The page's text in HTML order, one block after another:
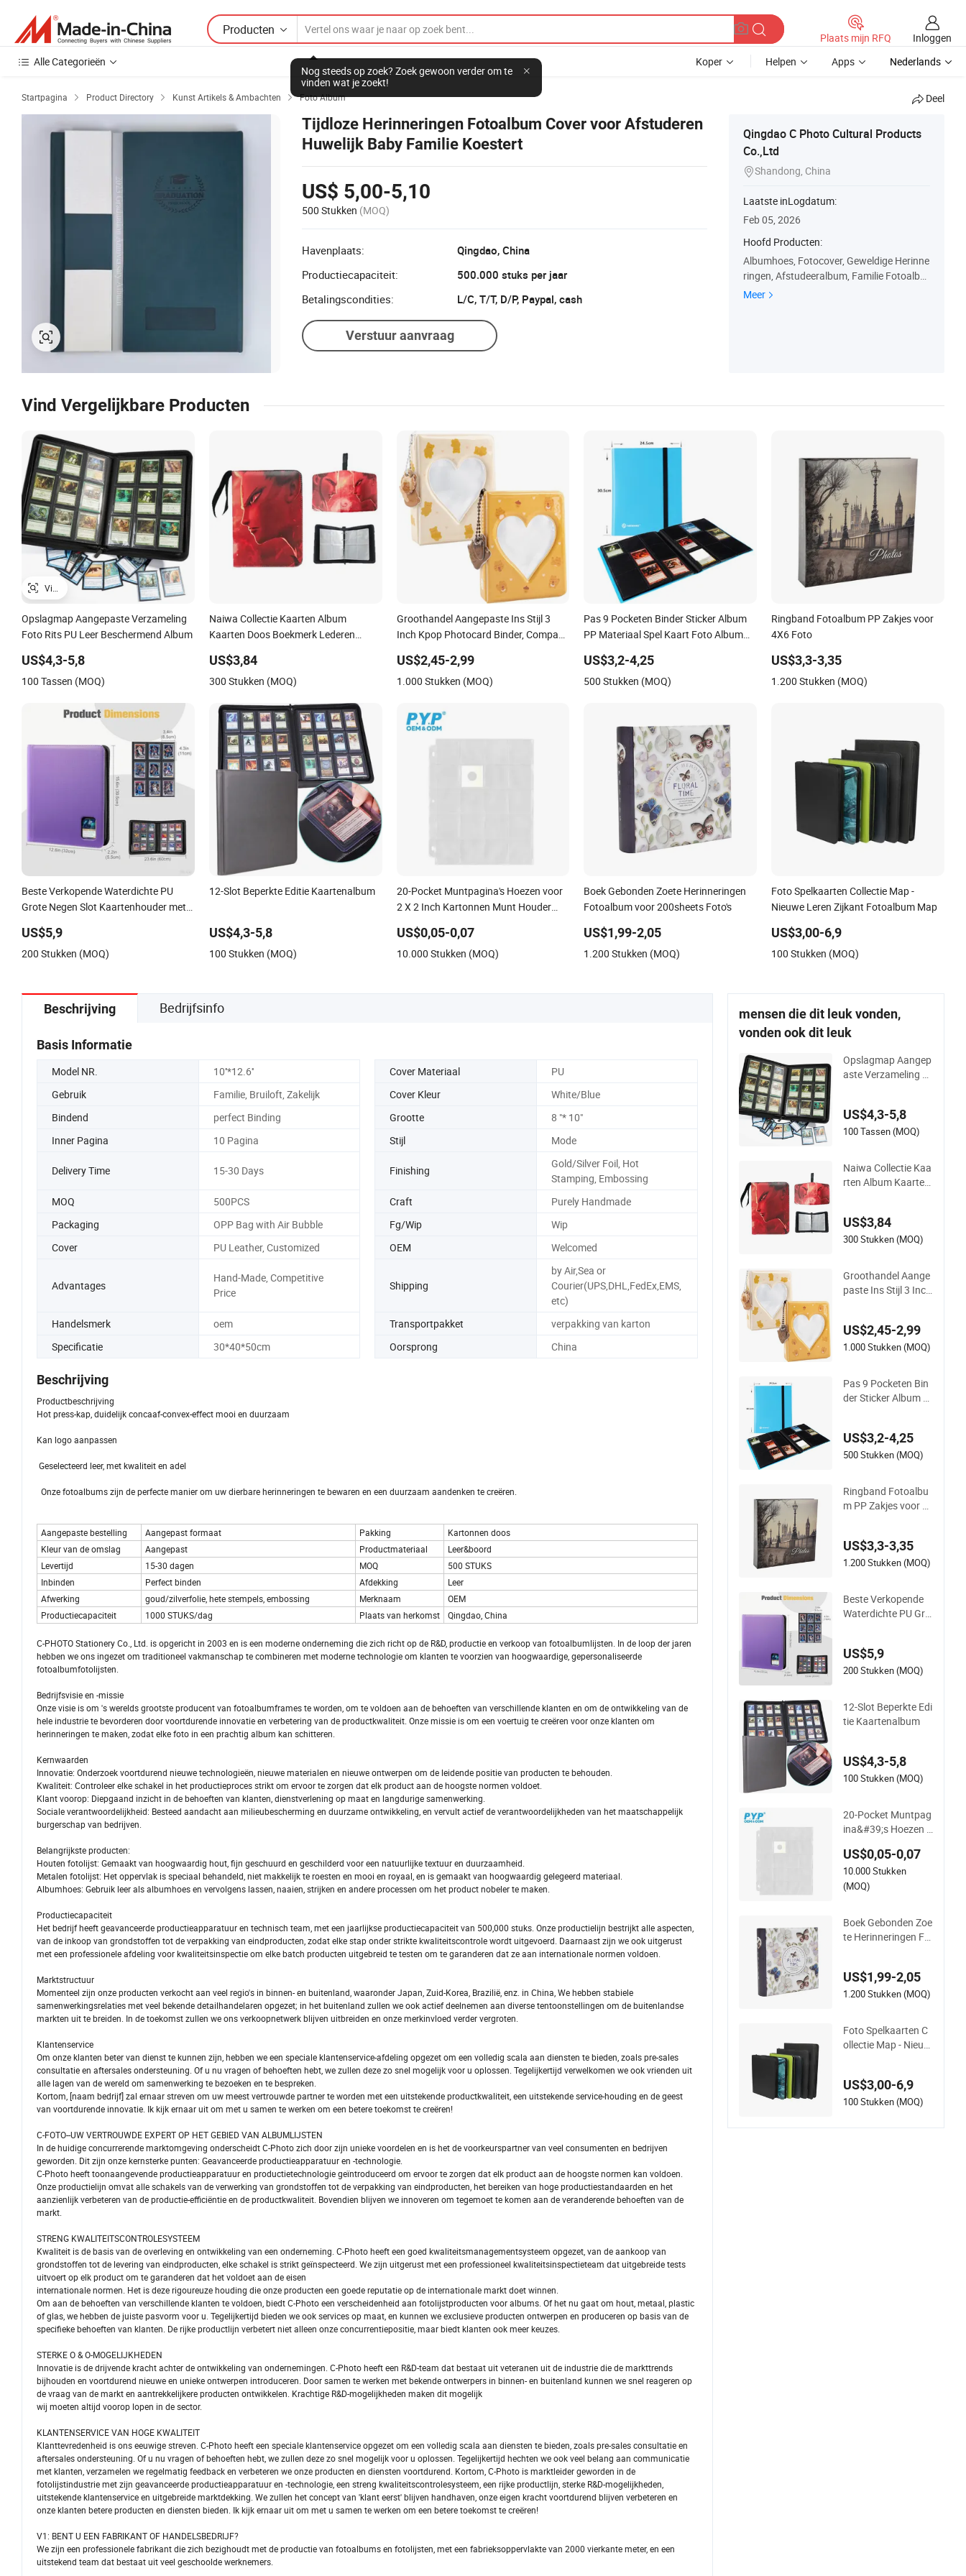
Producten
Nog steeds op zoek? Zoek gewoon verder om te
vinden wat je zoekt!
Plaats mijn RFQ
Inloggen
Alle Categorieën
Koper Helpen Apps Nederlands
Startpagina  Product Directory  Kunst Artikels & Ambachten  Foto Album Deel
Tijdloze Herinneringen Fotoalbum Cover voor Afstuderen
Huwelijk Baby Familie Koestert
US$ 5,00-5,10
500 Stukken (MOQ)
Havenplaats:
Qingdao, China
Productiecapaciteit:
500.000 stuks per jaar
Betalingscondities:
L/C, T/T, D/P, Paypal, cash
Verstuur aanvraag
Qingdao C Photo Cultural Products
Co.,Ltd
Shandong, China
Laatste inLogdatum:
Feb 05, 2026
Hoofd Producten:
Albumhoes, Fotocover, Geweldige Herinne
ringen, Afstudeeralbum, Familie Fotoalbu
m, Kinderfotoalbum, Huwelijksverjaardag
Meer
Vind Vergelijkbare Producten
Opslagmap Aangepaste Verzameling
Foto Rits PU Leer Beschermend Album
US$4,3-5,8
100 Tassen (MOQ)
Naiwa Collectie Kaarten Album
Kaarten Doos Boekmerk Lederen
Opslag Album Vier Grid Kaarten Album
US$3,84
300 Stukken (MOQ)
Groothandel Aangepaste Ins Stijl 3
Inch Kpop Photocard Binder, Compact
US$2,45-2,99
1.000 Stukken (MOQ)
Pas 9 Pocketen Binder Sticker Album
PP Materiaal Spel Kaart Foto Album
US$3,2-4,25
500 Stukken (MOQ)
Ringband Fotoalbum PP Zakjes voor
4X6 Foto
US$3,3-3,35
1.200 Stukken (MOQ)
Beste Verkopende Waterdichte PU
Grote Negen Slot Kaartenhouder met
Materiaal
US$5,9
200 Stukken (MOQ)
12-Slot Beperkte Editie Kaartenalbum
US$4,3-5,8
100 Stukken (MOQ)
20-Pocket Muntpagina's Hoezen voor
2 X 2 Inch Kartonnen Munt Houder
US$0,05-0,07
10.000 Stukken (MOQ)
Boek Gebonden Zoete Herinneringen
Fotoalbum voor 200sheets Foto's
US$1,99-2,05
1.200 Stukken (MOQ)
Foto Spelkaarten Collectie Map -
Nieuwe Leren Zijkant Fotoalbum Map
US$3,00-6,9
100 Stukken (MOQ)
Beschrijving Bedrijfsinfo
Basis Informatie
Model NR. 10''*12.6'' Cover Materiaal
PU
Gebruik
Familie, Bruiloft, Zakelijk Cover Kleur
White/Blue
Bindend
perfect Binding Grootte
8 "* 10"
Inner Pagina
10 Pagina Stijl Mode
Delivery Time 15-30 Days Finishing
Gold/Silver Foil, Hot
Stamping, Embossing
MOQ
500PCS Craft
Purely Handmade
Packaging
OPP Bag with Air Bubble Fg/Wip
Wip
Cover
PU Leather, Customized OEM Welcomed
Advantages
Hand-Made, Competitive
Price
Shipping
by Air,Sea or
Courier(UPS,DHL,FedEx,EMS,
etc)
Handelsmerk
oem Transportpakket
verpakking van karton
Specificatie
30*40*50cm Oorsprong China
Beschrijving
Productbeschrijving
Hot press-kap, duidelijk concaaf-convex-effect mooi en duurzaam
Kan logo aanpassen
Geselecteerd leer, met kwaliteit en adel
Onze fotoalbums zijn de perfecte manier om uw dierbare herinneringen te bewaren en een duurzaam aandenken te creëren.
Aangepaste bestelling Aangepast formaat Pakking
Kartonnen doos
Kleur van de omslag
Aangepast Productmateriaal
Leer&boord
Levertijd
15-30 dagen MOQ
500 STUKS
Inbinden
Perfect binden Afdekking
Leer
Afwerking
goud/zilverfolie, hete stempels, embossing Merknaam
OEM
Productiecapaciteit
1000 STUKS/dag Plaats van herkomst Qingdao, China
C-PHOTO Stationery Co., Ltd. is opgericht in 2003 en is een moderne onderneming die zich richt op de R&D, productie en verkoop van fotoalbumlijsten. In de loop der jaren
hebben we ons ingezet om traditioneel vakmanschap te combineren met moderne technologie om klanten te voorzien van hoogwaardige, gepersonaliseerde
fotoalbumfotolijsten.
Bedrijfsvisie en -missie
Onze visie is om 's werelds grootste producent van fotoalbumframes te worden, om te voldoen aan de behoeften van verschillende klanten en om de ontwikkeling van de
hele industrie te bevorderen door voortdurende innovatie en verbetering van de productkwaliteit. Onze missie is om een voertuig te creëren voor onze klanten om
herinneringen te maken, zodat elke foto in een prachtig album kan schitteren.
Kernwaarden
Innovatie: Onderzoek voortdurend nieuwe technologieën, nieuwe materialen en nieuwe ontwerpen om de leidende positie van producten te behouden.
Kwaliteit: Controleer elke schakel in het productieproces strikt om ervoor te zorgen dat elk product aan de hoogste normen voldoet.
Klant voorop: Diepgaand inzicht in de behoeften van klanten, dienstverlening op maat en langdurige samenwerking.
Sociale verantwoordelijkheid: Besteed aandacht aan milieubescherming en duurzame ontwikkeling, en vervult actief de verantwoordelijkheden van het maatschappelijk
burgerschap van bedrijven.
Belangrijkste producten:
Houten fotolijst: Gemaakt van hoogwaardig hout, fijn geschuurd en geschilderd voor een natuurlijke textuur en duurzaamheid.
Metalen fotolijst: Het oppervlak is speciaal behandeld, niet makkelijk te roesten en mooi en royaal, en is gemaakt van hoogwaardig gelegeerd materiaal.
Albumhoes: Gebruik leer als albumhoes en vervolgens lassen, naaien, strijken en andere processen om het product nobeler te maken.
Productiecapaciteit
Het bedrijf heeft geavanceerde productieapparatuur en technisch team, met een jaarlijkse productiecapaciteit van 500,000 stuks. Onze productielijn bestrijkt alle aspecten,
van de inkoop van grondstoffen tot de verpakking van eindproducten, zodat elke stap onder strikte kwaliteitscontrole wordt uitgevoerd. Daarnaast zijn we ook uitgerust
met een professionele afdeling voor kwaliteitsinspectie om elke batch producten uitgebreid te testen om te garanderen dat ze aan internationale normen voldoen.
Marktstructuur
Momenteel zijn onze producten verkocht aan veel regio's in binnen- en buitenland, waaronder Japan, Zuid-Korea, Brazilië, enz. in China, We hebben stabiele
samenwerkingsrelaties met veel bekende detailhandelaren opgezet; in het buitenland zullen we ook actief deelnemen aan diverse tentoonstellingen om de buitenlandse
markten uit te breiden. In de toekomst zullen we ons verkoopnetwerk blijven uitbreiden en onze merkinvloed verder vergroten.
Klantenservice
Om onze klanten beter van dienst te kunnen zijn, hebben we een speciale klantenservice-afdeling opgezet om een volledig scala aan diensten te bieden, zoals pre-sales
consultatie en aftersales ondersteuning. Of u nu vragen of behoeften hebt, we zullen deze zo snel mogelijk voor u oplossen. Tegelijkertijd verwelkomen we ook vrienden uit
alle lagen van de wereld om samenwerking te bezoeken en te bespreken.
Kortom, [naam bedrijf] zal ernaar streven om uw meest vertrouwde partner te worden met een uitstekende productkwaliteit, een uitstekende service-houding en de geest
van voortdurende innovatie. Ik kijk ernaar uit om met u samen te werken om een betere toekomst te creëren!
C-FOTO--UW VERTROUWDE EXPERT OP HET GEBIED VAN ALBUMLIJSTEN
In de huidige concurrerende marktomgeving onderscheidt C-Photo zich door zijn unieke voordelen en is het de voorkeurspartner van veel consumenten en bedrijven
geworden. Dit zijn onze kernsterke punten: Geavanceerde productieapparatuur en -technologie.
C-Photo heeft toonaangevende productieapparatuur en productietechnologie geïntroduceerd om ervoor te zorgen dat elk product aan de hoogste normen kan voldoen.
Onze productielijn omvat alle schakels van de verwerking van grondstoffen tot de verpakking van eindproducten, het bereiken van hoge productiestandaarden en het
aanzienlijk verbeteren van de productie-efficiëntie en de productkwaliteit. Bovendien blijven we innoveren om tegemoet te komen aan de veranderende behoeften van de
markt.
STRENG KWALITEITSCONTROLESYSTEEM
Kwaliteit is de basis van de overleving en ontwikkeling van een onderneming. C-Photo heeft een goed kwaliteitsmanagementsysteem opgezet, van de aankoop van
grondstoffen tot de levering van eindproducten, elke schakel is strikt geïnspecteerd. We zijn uitgerust met een professioneel kwaliteitsinspectieteam dat uitgebreide tests
uitvoert op elk product om te garanderen dat het voldoet aan de eisen
internationale normen. Het is deze rigoureuze houding die onze producten een goede reputatie op de internationale markt doet winnen.
Om aan de behoeften van verschillende klanten te voldoen, biedt C-Photo een verscheidenheid aan fotolijstproducten voor albums. Of het nu gaat om hout, metaal, plastic
of glas, we hebben de juiste pasvorm voor u. Tegelijkertijd bieden we ook services op maat, en kunnen we exclusieve producten ontwerpen en produceren op basis van de
specifieke behoeften van klanten. De rijke productlijn verbetert niet alleen onze concurrentiepositie, maar biedt klanten ook meer keuzes.
STERKE O & O-MOGELIJKHEDEN
Innovatie is de drijvende kracht achter de ontwikkeling van ondernemingen. C-Photo heeft een R&D-team dat bestaat uit veteranen uit de industrie die de markttrends
bijhouden en voortdurend nieuwe en unieke ontwerpen introduceren. Door samen te werken met bekende ontwerpers in binnen- en buitenland kunnen we snel reageren op
de vraag van de markt en aantrekkelijkere producten ontwikkelen. Krachtige R&D-mogelijkheden maken dit mogelijk
wij moeten altijd voorop lopen in de sector.
KLANTENSERVICE VAN HOGE KWALITEIT
Klanttevredenheid is ons eeuwige streven. C-Photo heeft een speciale klantenservice opgezet om een volledig scala aan diensten te bieden, zoals pre-sales consultatie en
aftersales ondersteuning. Of u nu vragen of behoeften hebt, we zullen deze zo snel mogelijk voor u oplossen. Tegelijkertijd hechten we ook veel belang aan communicatie
met klanten, verzamelen we regelmatig feedback en verbeteren we onze producten en diensten voortdurend. Kortom, C-Photo is marktleider geworden in de
fotolijstindustrie met zijn geavanceerde productieapparatuur en -technologie, een streng kwaliteitscontrolesysteem, een rijke productlijn, sterke R&D-mogelijkheden,
uitstekende klantenservice en uitgebreide marktdekking. We zullen het concept van 'klant eerst' blijven handhaven, onze eigen kracht voortdurend blijven verbeteren en
onze klanten betere producten en diensten bieden. Ik kijk ernaar uit om met u samen te werken om een betere toekomst te creëren!
V1: BENT U EEN FABRIKANT OF HANDELSBEDRIJF?
We zijn een professionele fabrikant die zich bezighoudt met de productie van fotoalbums en fotolijsten, met een fabrieksoppervlakte van 2000 vierkante meter, en een
uitstekend team dat bestaat uit veel geschoolde werknemers.
mensen die dit leuk vonden,
vonden ook dit leuk
Opslagmap Aangep
aste Verzameling F
US$4,3-5,8
100 Tassen (MOQ)
Naiwa Collectie Kaa
rten Album Kaarten
bum Poster Briefka
art Opslag Album Vi
US$3,84
300 Stukken (MOQ)
Groothandel Aange
paste Ins Stijl 3 Inch
otoalbum met 36 P
ockets
US$2,45-2,99
1.000 Stukken (MOQ)
Pas 9 Pocketen Bin
der Sticker Album P
US$3,2-4,25
500 Stukken (MOQ)
Ringband Fotoalbu
m PP Zakjes voor 4
US$3,3-3,35
1.200 Stukken (MOQ)
Beste Verkopende
Waterdichte PU Gro
clips. 324 Kaarten,
35PT Harde Materia
US$5,9
200 Stukken (MOQ)
12-Slot Beperkte Edi
tie Kaartenalbum
US$4,3-5,8
100 Stukken (MOQ)
20-Pocket Muntpag
ina&#39;s Hoezen v
nnen Munt Houder
Muntverzamelbeno
digdheden
US$0,05-0,07
10.000 Stukken
(MOQ)
Boek Gebonden Zoe
te Herinneringen Fo
US$1,99-2,05
1.200 Stukken (MOQ)
Foto Spelkaarten C
ollectie Map - Nieuw
US$3,00-6,9
100 Stukken (MOQ)